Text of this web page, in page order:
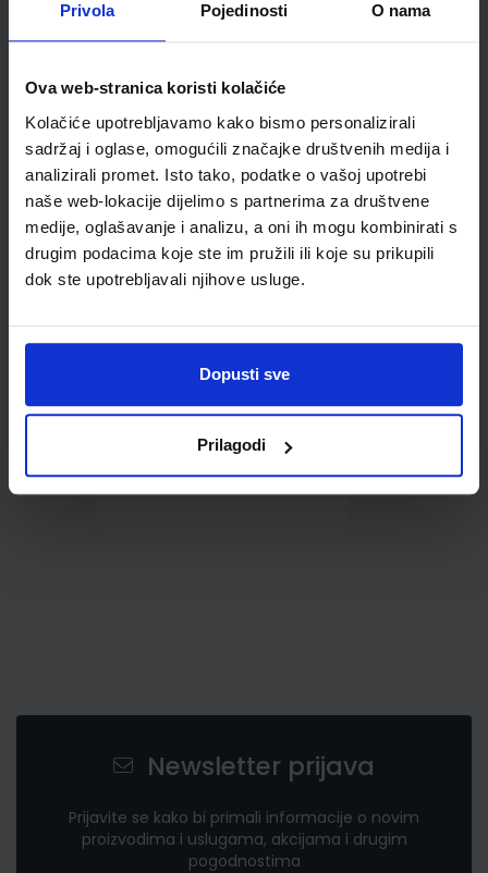
Privola Pojedinosti O nama
Ova web-stranica koristi kolačiće
Kolačiće upotrebljavamo kako bismo personalizirali
sadržaj i oglase, omogućili značajke društvenih medija i
analizirali promet. Isto tako, podatke o vašoj upotrebi
naše web-lokacije dijelimo s partnerima za društvene
medije, oglašavanje i analizu, a oni ih mogu kombinirati s
drugim podacima koje ste im pružili ili koje su prikupili
dok ste upotrebljavali njihove usluge.
Dopusti sve
Prilagodi
Omot PVC za školske
udžbenike; dimenzije
438x304; tip 274
0,85 €
Newsletter prijava
Prijavite se kako bi primali informacije o novim
proizvodima i uslugama, akcijama i drugim
pogodnostima